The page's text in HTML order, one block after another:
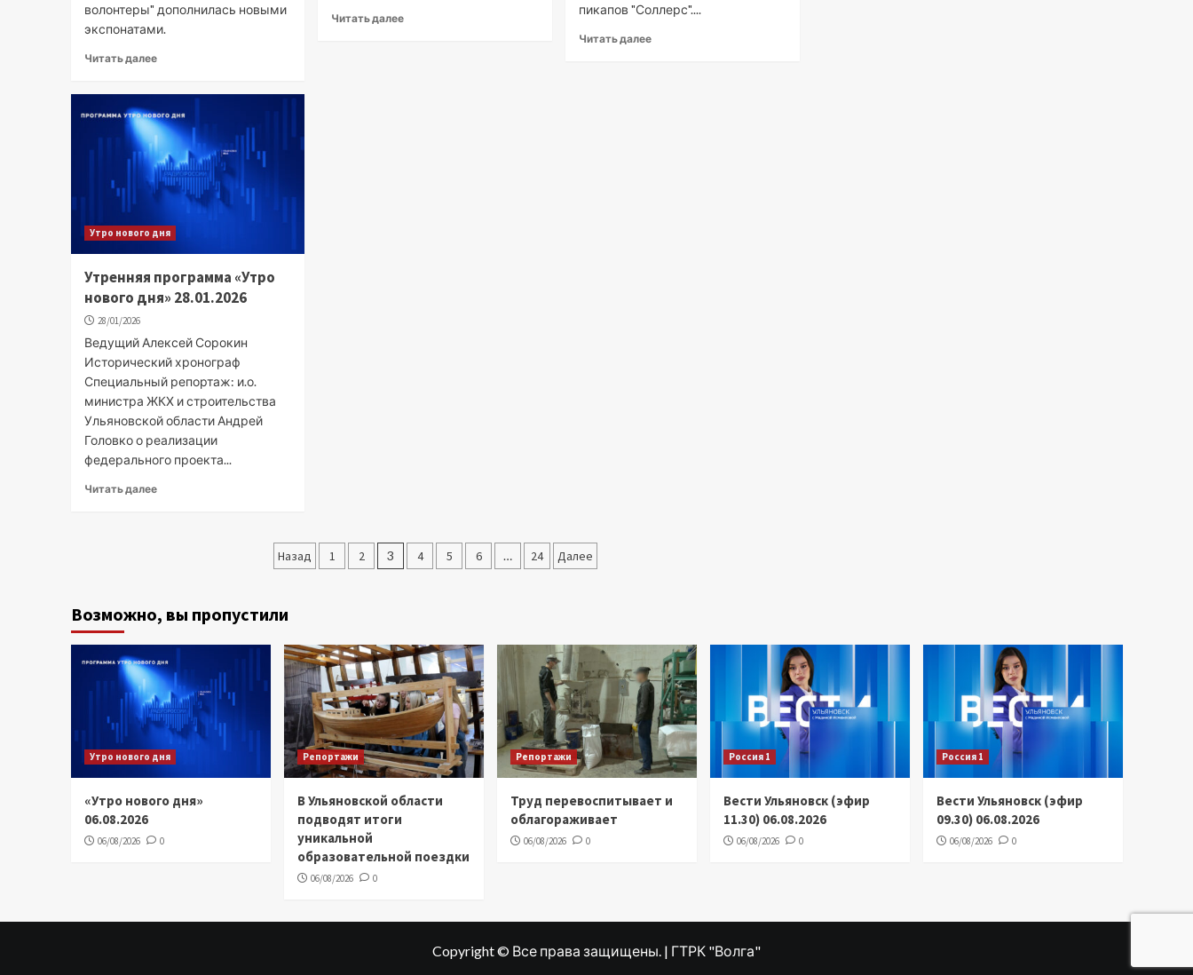
волонтеры" дополнилась новыми
экспонатами.
Читать далее
Читать далее
пикапов "Соллерс"....
Читать далее
Утро нового дня
Утренняя программа «Утро
нового дня» 28.01.2026
28/01/2026
Ведущий Алексей Сорокин
Исторический хронограф
Специальный репортаж: и.о.
министра ЖКХ и строительства
Ульяновской области Андрей
Головко о реализации
федерального проекта...
Читать далее
Пагинация
Назад 1 2 3 4 5 6 … 24 Далее
Возможно, вы пропустили
Утро нового дня
«Утро нового дня»
06.08.2026
06/08/2026 0
Репортажи
В Ульяновской области
подводят итоги
уникальной
образовательной поездки
06/08/2026 0
Репортажи
Труд перевоспитывает и
облагораживает
06/08/2026 0
Россия 1
Вести Ульяновск (эфир
11.30) 06.08.2026
06/08/2026 0
Россия 1
Вести Ульяновск (эфир
09.30) 06.08.2026
06/08/2026 0
Copyright © Все права защищены. | ГТРК "Волга"